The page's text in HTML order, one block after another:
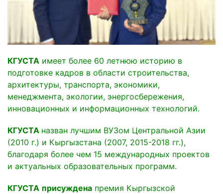
КГУСТА имеет более 60 летнюю историю в
подготовке кадров в области строительства,
архитектуры, транспорта, экономики,
менеджмента, экологии, энергосбережения,
инновационных и информационных технологий.
КГУСТА назван лучшим ВУЗом Центральной Азии
(2010 г.) и Кыргызстана (2007, 2015-2018 гг.),
благодаря более чем 15 международных проектов
и актуальных образовательных программ.
КГУСТА присуждена премия Кыргызской